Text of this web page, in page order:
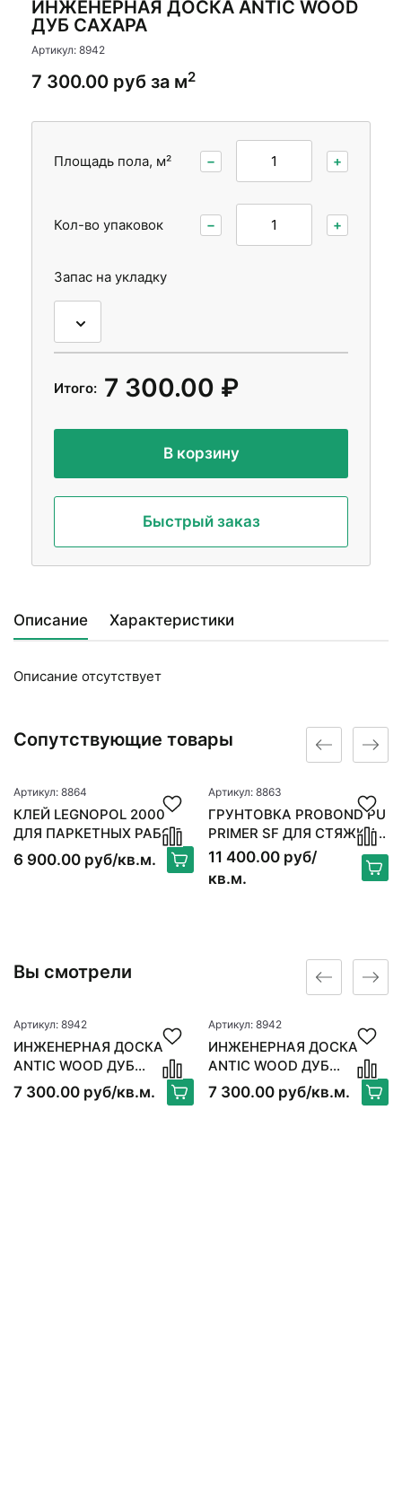
ИНЖЕНЕРНАЯ ДОСКА ANTIC WOOD
ДУБ САХАРА
Артикул: 8942
7 300.00 руб за м2
Площадь пола, м² − +
Кол-во упаковок − +
Запас на укладку
Итого: 7 300.00 ₽
В корзину
Быстрый заказ
Описание Характеристики
Описание отсутствует
Сопутствующие товары
Артикул: 8864
КЛЕЙ LEGNOPOL 2000
ДЛЯ ПАРКЕТНЫХ РАБОТ
6 900.00 руб/кв.м.
Артикул: 8863
ГРУНТОВКА PROBOND PU
PRIMER SF ДЛЯ СТЯЖКИ 6
КГ
11 400.00 руб/
кв.м.
Вы смотрели
Артикул: 8942
ИНЖЕНЕРНАЯ ДОСКА
ANTIC WOOD ДУБ
САХАРА
7 300.00 руб/кв.м.
Артикул: 8942
ИНЖЕНЕРНАЯ ДОСКА
ANTIC WOOD ДУБ
САХАРА
7 300.00 руб/кв.м.
Стеновые панели
Межкомнатные двери